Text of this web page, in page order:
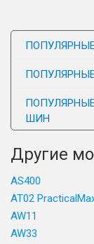
ШИН
Другие
AS400
AT02
AW11
AW33